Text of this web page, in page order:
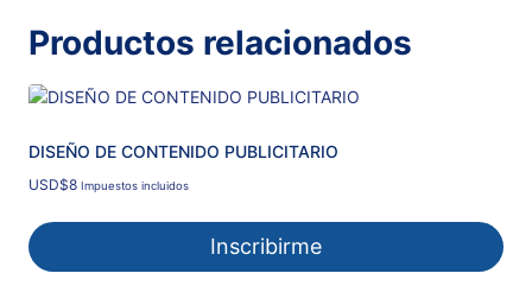
Productos relacionados
DISEÑO DE CONTENIDO PUBLICITARIO
USD$8 Impuestos incluidos
Inscribirme